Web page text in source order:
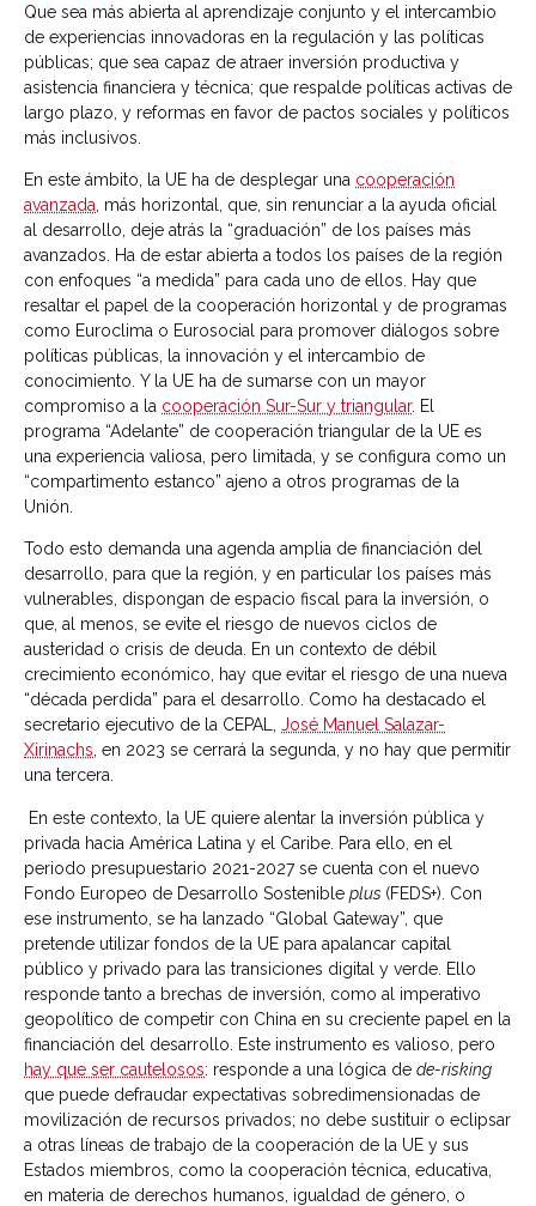
Que sea más abierta al aprendizaje conjunto y el intercambio
de experiencias innovadoras en la regulación y las políticas
públicas; que sea capaz de atraer inversión productiva y
asistencia financiera y técnica; que respalde políticas activas de
largo plazo, y reformas en favor de pactos sociales y políticos
más inclusivos.
En este ámbito, la UE ha de desplegar una cooperación
avanzada , más horizontal, que, sin renunciar a la ayuda oficial
al desarrollo, deje atrás la “graduación” de los países más
avanzados. Ha de estar abierta a todos los países de la región
con enfoques “a medida” para cada uno de ellos. Hay que
resaltar el papel de la cooperación horizontal y de programas
como Euroclima o Eurosocial para promover diálogos sobre
políticas públicas, la innovación y el intercambio de
conocimiento. Y la UE ha de sumarse con un mayor
compromiso a la cooperación Sur-Sur y triangular. El
programa “Adelante” de cooperación triangular de la UE es
una experiencia valiosa, pero limitada, y se configura como un
“compartimento estanco” ajeno a otros programas de la
Unión.
Todo esto demanda una agenda amplia de financiación del
desarrollo, para que la región, y en particular los países más
vulnerables, dispongan de espacio fiscal para la inversión, o
que, al menos, se evite el riesgo de nuevos ciclos de
austeridad o crisis de deuda. En un contexto de débil
crecimiento económico, hay que evitar el riesgo de una nueva
“década perdida” para el desarrollo. Como ha destacado el
secretario ejecutivo de la CEPAL, José Manuel Salazar-
Xirinachs, en 2023 se cerrará la segunda, y no hay que permitir
una tercera.
En este contexto, la UE quiere alentar la inversión pública y
privada hacia América Latina y el Caribe. Para ello, en el
periodo presupuestario 2021-2027 se cuenta con el nuevo
Fondo Europeo de Desarrollo Sostenible plus (FEDS+). Con
ese instrumento, se ha lanzado “Global Gateway”, que
pretende utilizar fondos de la UE para apalancar capital
público y privado para las transiciones digital y verde. Ello
responde tanto a brechas de inversión, como al imperativo
geopolítico de competir con China en su creciente papel en la
financiación del desarrollo. Este instrumento es valioso, pero
hay que ser cautelosos: responde a una lógica de de-risking
que puede defraudar expectativas sobredimensionadas de
movilización de recursos privados; no debe sustituir o eclipsar
a otras líneas de trabajo de la cooperación de la UE y sus
Estados miembros, como la cooperación técnica, educativa,
en materia de derechos humanos, igualdad de género, o